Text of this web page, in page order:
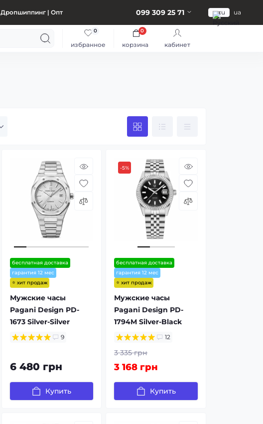
Дропшиппинг | Опт 099 309 25 71 ru ua
избранное
0
корзина
0
кабинет
бесплатная доставка
гарантия 12 мес
⭐ хит продаж
Мужские часы
Pagani Design PD-
1673 Silver-Silver
9
6 480 грн
Купить
-5%
бесплатная доставка
гарантия 12 мес
⭐ хит продаж
Мужские часы
Pagani Design PD-
1794M Silver-Black
12
3 335 грн
3 168 грн
Купить